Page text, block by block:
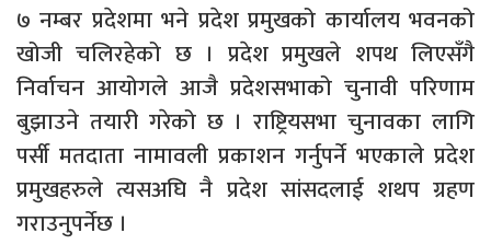
७ नम्बर प्रदेशमा भने प्रदेश प्रमुखको कार्यालय भवनको
खोजी चलिरहेको छ । प्रदेश प्रमुखले शपथ लिएसँगै
निर्वाचन आयोगले आजै प्रदेशसभाको चुनावी परिणाम
बुझाउने तयारी गरेको छ । राष्ट्रियसभा चुनावका लागि
पर्सी मतदाता नामावली प्रकाशन गर्नुपर्ने भएकाले प्रदेश
प्रमुखहरुले त्यसअघि नै प्रदेश सांसदलाई शथप ग्रहण
गराउनुपर्नेछ ।